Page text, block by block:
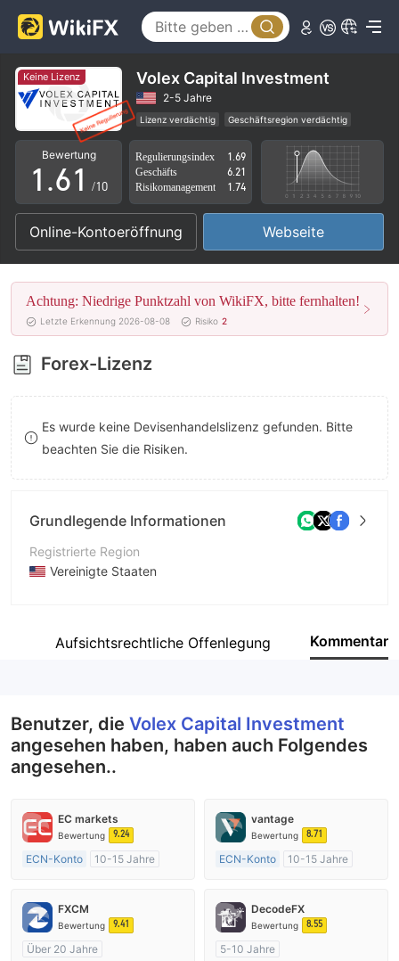
Keine Lizenz Volex Capital Investment
2-5 Jahre
Lizenz verdächtig
Geschäftsregion verdächtig
Hohes potenzielles Risiko
Bewertung
0
1
2
3
4
5
6
7
8
9
.
2
3
4
5
6
7
8
9
0
1
2
3
4
5
6
7
8
9
/10
Regulierungsindex
1.69
Geschäfts
6.21
Risikomanagement
1.74
Online-Kontoeröffnung Webseite
Achtung: Niedrige Punktzahl von WikiFX, bitte fernhalten!
Letzte Erkennung 2026-08-08 Risiko 2
Forex-Lizenz
Es wurde keine Devisenhandelslizenz gefunden. Bitte
beachten Sie die Risiken.
Grundlegende Informationen
Registrierte Region
Vereinigte Staaten
Unternehmen
Aufsichtsrechtliche Offenlegung Kommentar
Benutzer, die Volex Capital Investment
angesehen haben, haben auch Folgendes
angesehen..
EC markets
Bewertung 9.24
ECN-Konto
10-15 Jahre
Market Making (MM)
MT4-Volllizenz
vantage
Bewertung 8.71
ECN-Konto
10-15 Jahre
Market Making (MM)
MT4-Volllizenz
FXCM
Bewertung 9.41
Über 20 Jahre
DecodeFX
Bewertung 8.55
5-10 Jahre